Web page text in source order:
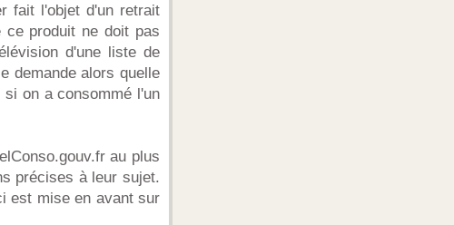
fait l'objet d'un retrait
ce produit ne doit pas
d'une liste de
demande alors quelle
on a consommé l'un
au plus
précises à leur sujet.
est mise en avant sur